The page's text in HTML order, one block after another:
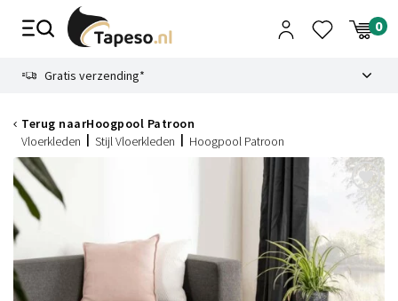
Gratis verzending*
Terug naarHoogpool Patroon
Vloerkleden
Stijl Vloerkleden Hoogpool Patroon